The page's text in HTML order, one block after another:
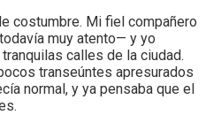
costumbre. Mi fiel compañero
muy atento— y yo
calles de la ciudad.
transeúntes apresurados
normal, y ya pensaba que el